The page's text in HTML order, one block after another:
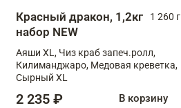
Красный дракон, 1,2кг
набор NEW
1 260 г
Аяши XL, Чиз краб запеч.ролл,
Килиманджаро, Медовая креветка,
Сырный XL
2 235 ₽ В корзину